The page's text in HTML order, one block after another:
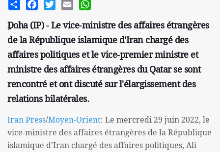
Share FacebookTwitterEmail
ِDoha (IP) - Le vice-ministre des affaires étrangères
de la République islamique d'Iran chargé des
affaires politiques et le vice-premier ministre et
ministre des affaires étrangères du Qatar se sont
rencontré et ont discuté sur l'élargissement des
relations bilatérales.
Iran Press/Moyen-Orient: Le mercredi 29 juin 2022, le
vice-ministre des affaires étrangères de la République
islamique d'Iran chargé des affaires politiques, Ali